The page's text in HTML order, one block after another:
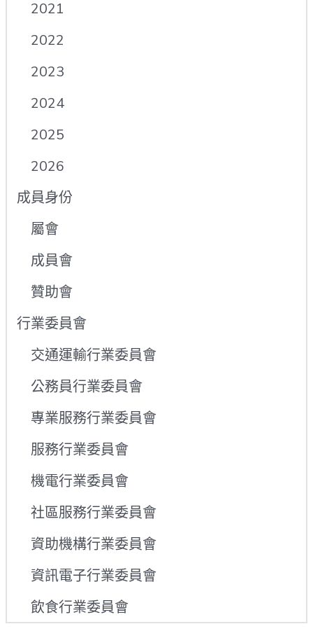
2021
2022
2023
2024
2025
2026
成員身份
屬會
成員會
贊助會
行業委員會
交通運輸行業委員會
公務員行業委員會
專業服務行業委員會
服務行業委員會
機電行業委員會
社區服務行業委員會
資助機構行業委員會
資訊電子行業委員會
飲食行業委員會